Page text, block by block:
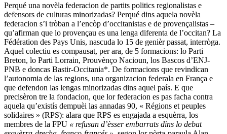
Perqué una novèla federacion de partits politics regionalistas e
defensors de culturas minorizadas? Perqué dins aquela novèla
federacion s’i tròban a l’encòp d’occitanistas e de provençalistas –
qu’afirman que lo provençau es una lenga diferenta de l’occitan? La
Fédération des Pays Unis, nascuda lo 15 de genièr passat, interròga.
Aquel colectiu es compausat, per ara, de 5 formacions: lo Parti
Breton, lo Parti Lorrain, Prouvènço Nacioun, los Bascos d’ENJ-
PNB e doncas Bastir-Occitania*. De formacions que revindican
l’autonomia de las regions, una organizacion federala en França e
que defendon las lengas minorizadas dins aquel país. E que
precisèron tre la fondacion, que lor federacion es pas facha contra
aquela qu’existís dempuèi las annadas 90, « Régions et peuples
solidaires » (RPS): alara que RPS es engajada a esquèrra, los
membres de la FPU « refusan d’èsser embarrats dins lo debat